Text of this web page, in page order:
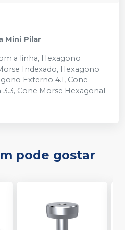
Mini Pilar
a linha, Hexagono
Indexado, Hexagono
Externo 4.1, Cone
Cone Morse Hexagonal
pode gostar